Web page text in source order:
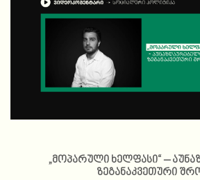
„მოპარული ხელფასი“ –
ზეგანაკვეთური